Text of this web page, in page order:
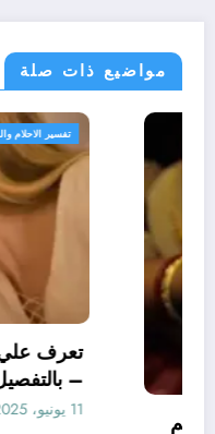
مواضيع ذات صلة
تعرف علي – ما هو